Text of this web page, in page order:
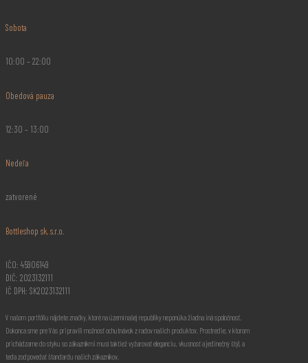
Sobota
10:00 – 22:00
Obedová pauza
12:30 – 13:00
Nedeľa
zatvorené
Bottleshop sk, s.r.o.
IČO: 45906149
DIČ: 2023132111
IČ DPH: SK2023132111
V našom portfóliu nájdete značky, ktoré na území našej republiky neponúka žiadna iná spoločnosť.
Dokonca sme pre Vás pripravili možnosť ochutnávok z radov našich produktov. Prostredie, v ktorom
prichádzame do styku so zákazníkmi musí taktiež vyžarovať eleganciu, vkusnosť a jedinečný štýl, a
teda zodpovedať štandardu našich zákazníkov.